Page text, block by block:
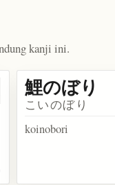
kanji ini.
kosakata 鯉
鯉のぼり
こいのぼり
koinobori